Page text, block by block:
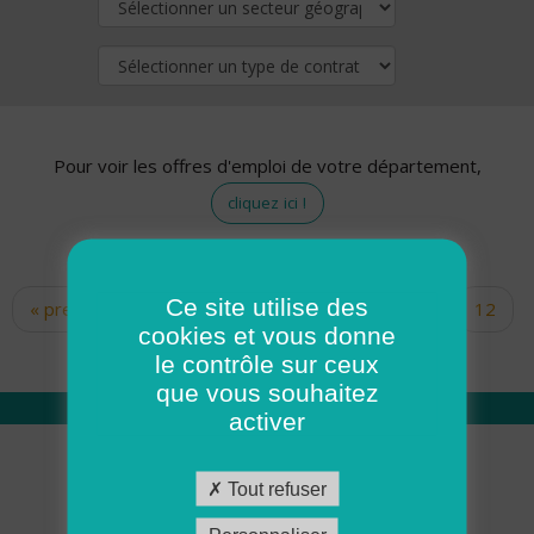
Pour voir les offres d'emploi de votre département,
cliquez ici !
Pages
« premier ‹ précédent … 10
12
14 15 16 17
Qui sommes nous
Académie ADMR
Ce site utilise des
cookies et vous donne
le contrôle sur ceux
que vous souhaitez
activer
Tout refuser